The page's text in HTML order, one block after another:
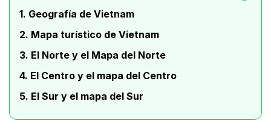
1. Geografía de Vietnam
2. Mapa turístico de Vietnam
3. El Norte y el Mapa del Norte
4. El Centro y el mapa del Centro
5. El Sur y el mapa del Sur